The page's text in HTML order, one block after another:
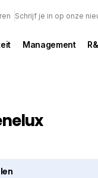
Schrijf je in op onze
Management